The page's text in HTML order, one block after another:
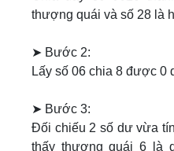
thượng quái và số 28 là
➤ Bước 2:
Lấy số 06 chia 8 được 0
➤ Bước 3:
Đối chiếu 2 số dư vừa
thấy thượng quái 6 là